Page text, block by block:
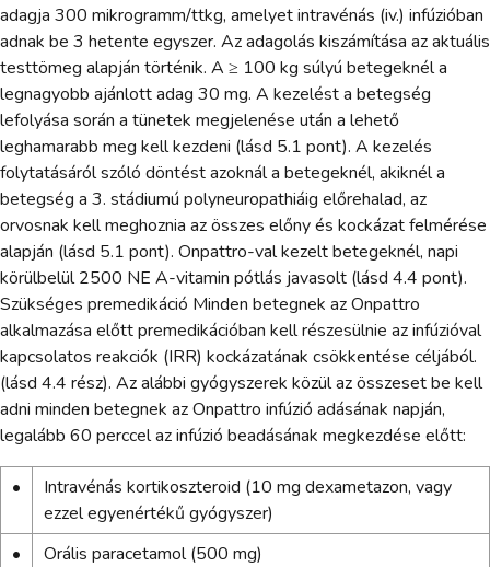
adagja 300 mikrogramm/ttkg, amelyet intravénás (iv.) infúzióban
adnak be 3 hetente egyszer. Az adagolás kiszámítása az aktuális
testtömeg alapján történik. A ≥ 100 kg súlyú betegeknél a
legnagyobb ajánlott adag 30 mg. A kezelést a betegség
lefolyása során a tünetek megjelenése után a lehető
leghamarabb meg kell kezdeni (lásd 5.1 pont). A kezelés
folytatásáról szóló döntést azoknál a betegeknél, akiknél a
betegség a 3. stádiumú polyneuropathiáig előrehalad, az
orvosnak kell meghoznia az összes előny és kockázat felmérése
alapján (lásd 5.1 pont). Onpattro-val kezelt betegeknél, napi
körülbelül 2500 NE A-vitamin pótlás javasolt (lásd 4.4 pont).
Szükséges premedikáció Minden betegnek az Onpattro
alkalmazása előtt premedikációban kell részesülnie az infúzióval
kapcsolatos reakciók (IRR) kockázatának csökkentése céljából.
(lásd 4.4 rész). Az alábbi gyógyszerek közül az összeset be kell
adni minden betegnek az Onpattro infúzió adásának napján,
legalább 60 perccel az infúzió beadásának megkezdése előtt:
•
Intravénás kortikoszteroid (10 mg dexametazon, vagy
ezzel egyenértékű gyógyszer)
•
Orális paracetamol (500 mg)